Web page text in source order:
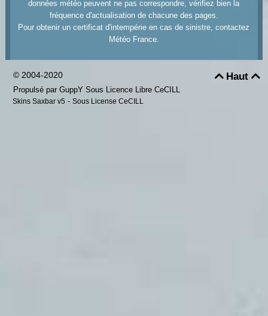
données météo peuvent ne pas correspondre, vérifiez bien la
fréquence d'actualisation de chacune des pages.
Pour obtenir un certificat d'intempérie en cas de sinistre, contactez
Météo France.
Haut
© 2004-2020
Propulsé par GuppY Sous Licence Libre CeCILL
Skins Saxbar v5 - Sous License CeCILL